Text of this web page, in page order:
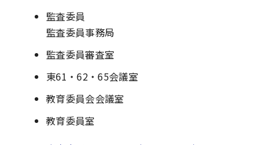
監査委員
監査委員事務局
監査委員審査室
東61・62・65会議室
教育委員会会議室
教育委員室